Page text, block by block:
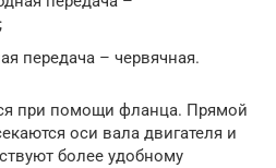
передача – червячная.
при помощи фланца. Прямой
оси вала двигателя и
более удобному